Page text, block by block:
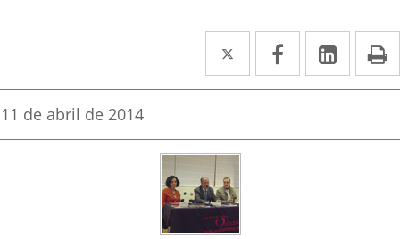
Twitter
Enlace
a
aplicación
Facebook
Enlace
a
aplicación
Enlace
a
Fecha
la
11 de abril de 2014